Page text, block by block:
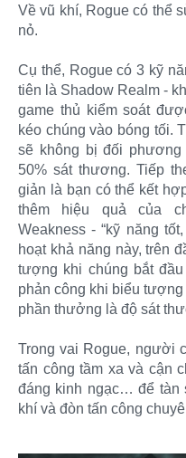
Về vũ khí, Rogue có thể
nỏ.
Cụ thể, Rogue có 3 kỹ
tiên là Shadow Realm -
game thủ kiểm soát
kéo chúng vào bóng tối.
sẽ không bị đối
50% sát thương. Tiếp
giản là bạn có thể kết
thêm hiệu quả của
Weakness - “kỹ năng
hoạt khả năng này, trên
tượng khi chúng bắt
phản công khi biểu
phần thưởng là độ sát
Trong vai Rogue, người
tấn công tầm xa và cận
đáng kinh ngạc… để tàn
khí và đòn tấn công